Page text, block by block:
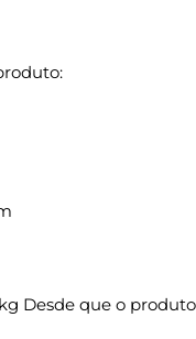
Desde que o